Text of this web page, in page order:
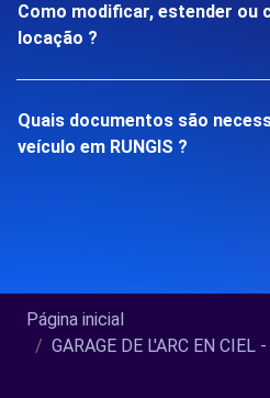
Como modificar, estender ou
locação ?
Quais documentos são
veículo em RUNGIS ?
Página inicial
GARAGE DE L'ARC EN CIEL